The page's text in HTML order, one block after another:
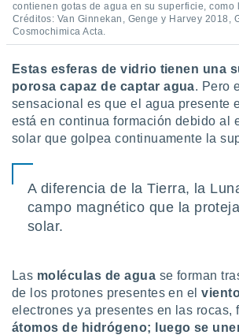
contienen gotas de agua en su superficie, como
Créditos: Van Ginnekan, Genge y Harvey 2018,
Cosmochimica Acta.
Estas esferas de vidrio tienen una
porosa capaz de captar agua. Pero
sensacional es que el agua presente
está en continua formación debido al
solar que golpea continuamente la
A diferencia de la Tierra, la
campo magnético que la
solar.
Las moléculas de agua se forman
de los protones presentes en el
electrones ya presentes en las rocas,
átomos de hidrógeno; luego se